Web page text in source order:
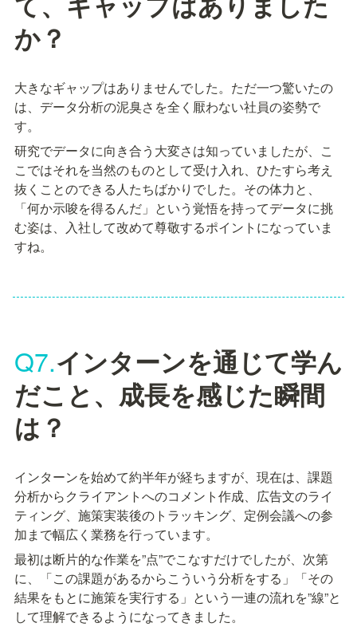
か？
大きなギャップはありませんでした。ただ一つ驚いたの
は、データ分析の泥臭さを全く厭わない社員の姿勢で
す。
研究でデータに向き合う大変さは知っていましたが、こ
こではそれを当然のものとして受け入れ、ひたすら考え
抜くことのできる人たちばかりでした。その体力と、
「何か示唆を得るんだ」という覚悟を持ってデータに挑
む姿は、入社して改めて尊敬するポイントになっていま
すね。
Q7.インターンを通じて学ん
だこと、成長を感じた瞬間
は？
インターンを始めて約半年が経ちますが、現在は、課題
分析からクライアントへのコメント作成、広告文のライ
ティング、施策実装後のトラッキング、定例会議への参
加まで幅広く業務を行っています。
最初は断片的な作業を”点”でこなすだけでしたが、次第
に、「この課題があるからこういう分析をする」「その
結果をもとに施策を実行する」という一連の流れを”線”と
して理解できるようになってきました。